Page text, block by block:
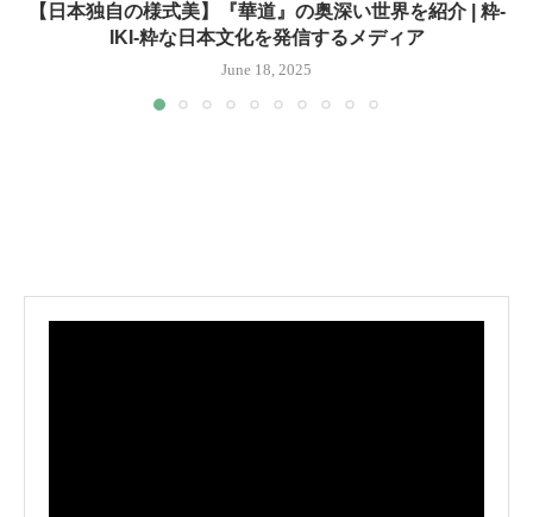
【日本独自の様式美】『華道』の奥深い世界を紹介 | 粋-
IKI-粋な日本文化を発信するメディア
June 18, 2025